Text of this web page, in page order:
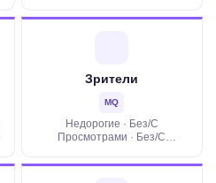
Зрители
MQ
Недорогие · Без/С
Просмотрами · Без/С
35% · ГЕО